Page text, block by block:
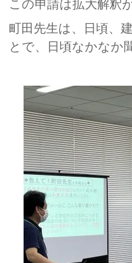
この申請は拡大解釈
町田先生は、日頃、
とで、日頃なかなか